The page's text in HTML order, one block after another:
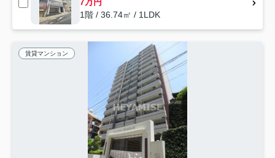
1階 / 36.74㎡ / 1LDK
賃貸マンション